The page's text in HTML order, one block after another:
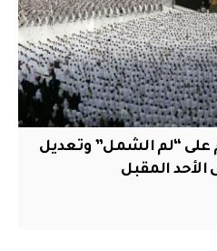
على “لم الشمل” وتعديل
الأحد المقبل